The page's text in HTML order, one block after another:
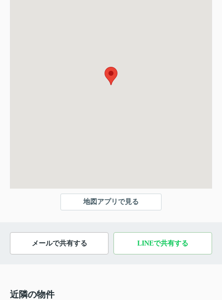
地図アプリで見る
メールで共有する LINEで共有する
近隣の物件